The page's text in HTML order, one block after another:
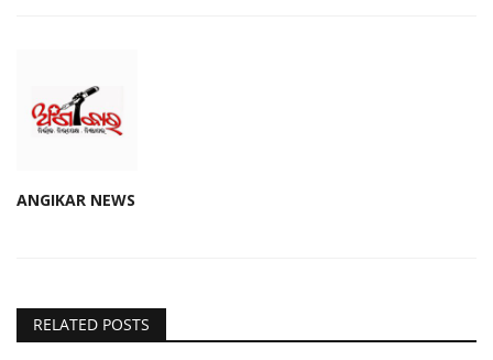
ANGIKAR NEWS
RELATED POSTS